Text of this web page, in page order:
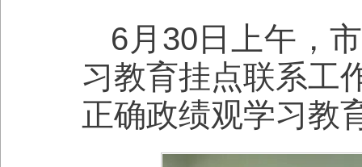
6月30日上午，
习教育挂点联系工
正确政绩观学习教